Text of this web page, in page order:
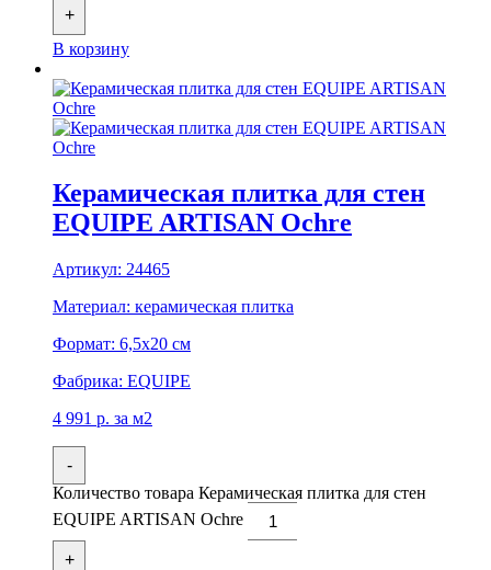
+
В корзину
Керамическая плитка для стен
EQUIPE ARTISAN Ochre
Артикул: 24465
Материал: керамическая плитка
Формат: 6,5x20 см
Фабрика: EQUIPE
4 991 р. за м2
-
Количество товара Керамическая плитка для стен
EQUIPE ARTISAN Ochre
+